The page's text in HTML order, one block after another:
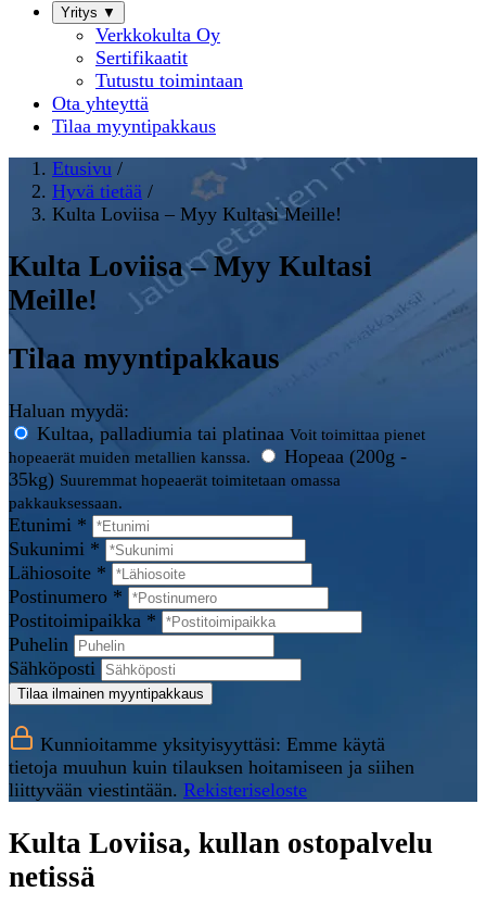
Yritys ▼
Verkkokulta Oy
Sertifikaatit
Tutustu toimintaan
Ota yhteyttä
Tilaa myyntipakkaus
Etusivu /
Hyvä tietää /
Kulta Loviisa – Myy Kultasi Meille!
Kulta Loviisa – Myy Kultasi
Meille!
Tilaa myyntipakkaus
Haluan myydä:
Kultaa, palladiumia tai platinaa Voit toimittaa pienet
hopeaerät muiden metallien kanssa.
Hopeaa (200g -
35kg) Suuremmat hopeaerät toimitetaan omassa
pakkauksessaan.
Etunimi *
Sukunimi *
Lähiosoite *
Postinumero *
Postitoimipaikka *
Puhelin
Sähköposti
Tilaa ilmainen myyntipakkaus
Kunnioitamme yksityisyyttäsi: Emme käytä
tietoja muuhun kuin tilauksen hoitamiseen ja siihen
liittyvään viestintään. Rekisteriseloste
Kulta Loviisa, kullan ostopalvelu
netissä